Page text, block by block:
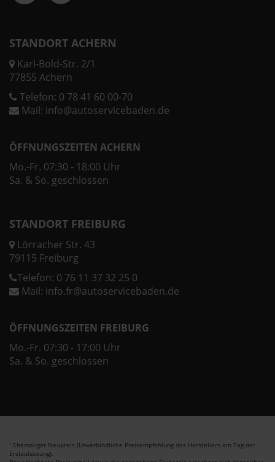
STANDORT ACHERN
Karl-Bold-Str. 2/1
77855 Achern
Telefon: 0 78 41 60 00-70
Mail: info@autoservicebaden.de
ÖFFNUNGSZEITEN ACHERN
Mo.-Fr. 07:30 - 18:00 Uhr
Sa. & So. geschlossen
STANDORT FREIBURG
Lörracher Str. 43
79115 Freiburg
Telefon: 0 76 11 37 32 25 0
Mail: info.fr@autoservicebaden.de
ÖFFNUNGSZEITEN FREIBURG
Mo.-Fr. 07:30 - 17:00 Uhr
Sa. & So. geschlossen
1 Ehemaliger Neupreis (Unverbindliche Preisempfehlung des Herstellers am Tag der
Erstzulassung).